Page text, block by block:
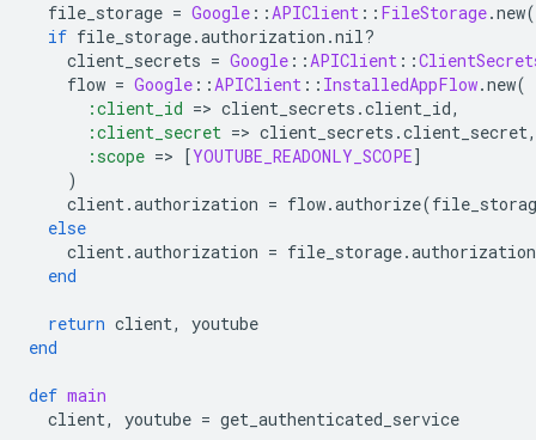
file_storage = Google ::APIClient :: FileStorage.new(
if file_storage.authorization .nil?
client_secrets = Google ::APIClient ::
flow = Google ::APIClient :: InstalledAppFlow.new(
:client_id => client_secrets .client_id,
:client_secret => client_secrets .client_secret,
:scope => [YOUTUBE_READONLY_SCOPE]
)
client.authorization = flow.authorize(
else
client.authorization = file_storage.authorization
end
return client,
youtube
end
def main
client, youtube = get_authenticated_service